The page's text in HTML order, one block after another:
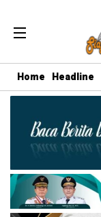
Home Headline